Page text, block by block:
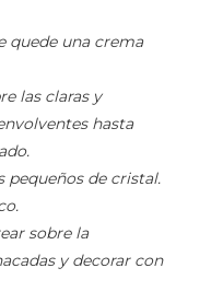
quede una crema
las claras y
hasta
pequeños de cristal.
sobre la
y decorar con